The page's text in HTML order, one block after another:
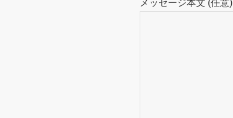
メッセージ本文 (任意)